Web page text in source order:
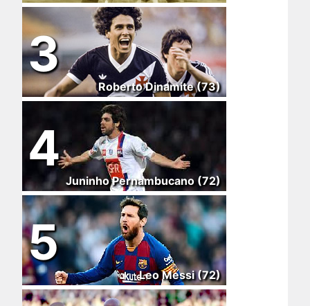
3
Roberto Dinamite (73)
4
Juninho Pernambucano (72)
5
Leo Messi (72)